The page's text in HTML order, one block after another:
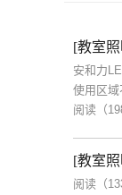
[教室
安和力
使用区域
阅读（
[教室
阅读（